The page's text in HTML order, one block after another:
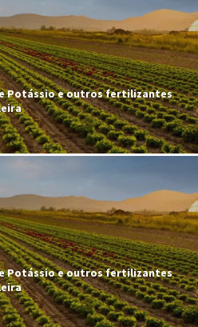
Potássio e outros fertilizantes
Potássio e outros fertilizantes